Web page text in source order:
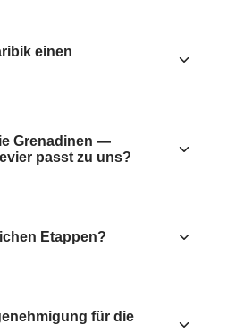
einen
Grenadinen —
passt zu uns?
Etappen?
für die